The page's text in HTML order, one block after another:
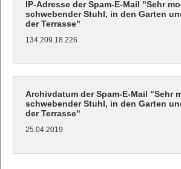
IP-Adresse der Spam-E-Mail "Sehr
schwebender Stuhl, in den Garten
der Terrasse"
134.209.18.226
Archivdatum der Spam-E-Mail "Sehr
schwebender Stuhl, in den Garten
der Terrasse"
25.04.2019